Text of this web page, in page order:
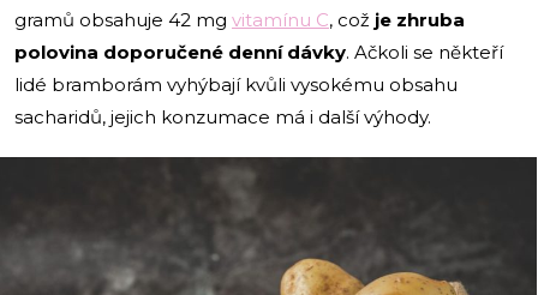
gramů obsahuje 42 mg vitamínu C, což je zhruba
polovina doporučené denní dávky. Ačkoli se někteří
lidé bramborám vyhýbají kvůli vysokému obsahu
sacharidů, jejich konzumace má i další výhody.